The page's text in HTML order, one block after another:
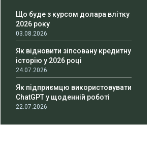
Що буде з курсом долара влітку
2026 року
03.08.2026
Як відновити зіпсовану кредитну
історію у 2026 році
24.07.2026
Як підприємцю використовувати
ChatGPT у щоденній роботі
22.07.2026